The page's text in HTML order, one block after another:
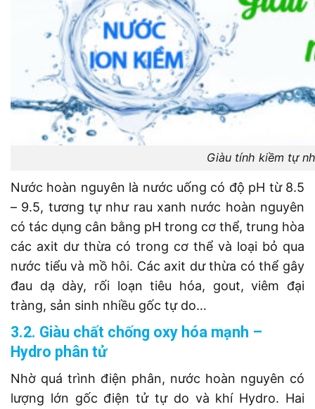
Giàu tính kiềm tự
Nước hoàn nguyên là nước uống có độ pH từ 8.5
– 9.5, tương tự như rau xanh nước hoàn nguyên
có tác dụng cân bằng pH trong cơ thể, trung hòa
các axit dư thừa có trong cơ thể và loại bỏ qua
nước tiểu và mồ hôi. Các axit dư thừa có thể gây
đau dạ dày, rối loạn tiêu hóa, gout, viêm đại
tràng, sản sinh nhiều gốc tự do…
3.2. Giàu chất chống oxy hóa mạnh –
Hydro phân tử
Nhờ quá trình điện phân, nước hoàn nguyên có
lượng lớn gốc điện tử tự do và khí Hydro. Hai